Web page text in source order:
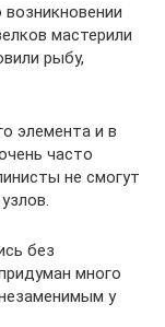
мастерили
рыбу,
элемента и в
часто
не смогут
без
много
у